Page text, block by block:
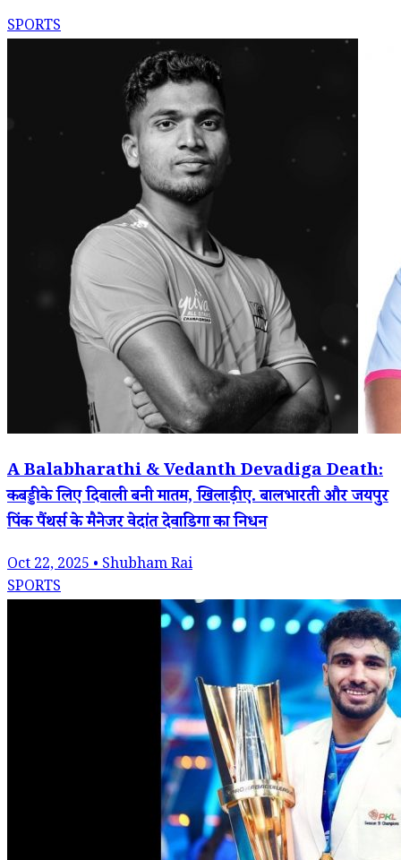
SPORTS
A Balabharathi & Vedanth Devadiga Death:
कबड्डी के लिए दिवाली बनी मातम, खिलाड़ी ए. बालभारती और जयपुर
पिंक पैंथर्स के मैनेजर वेदांत देवाडिगा का निधन
Oct 22, 2025 • Shubham Rai
SPORTS